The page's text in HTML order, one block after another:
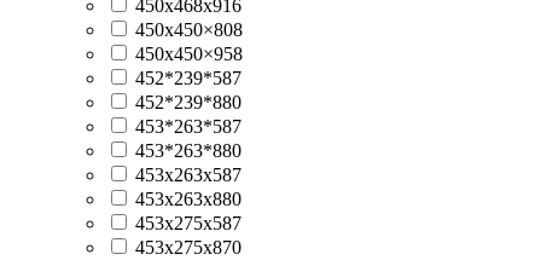
450x468x916
450х450×808
450х450×958
452*239*587
452*239*880
453*263*587
453*263*880
453х263х587
453х263х880
453х275х587
453х275х870